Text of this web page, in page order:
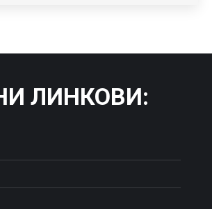
ЛИНКОВИ: